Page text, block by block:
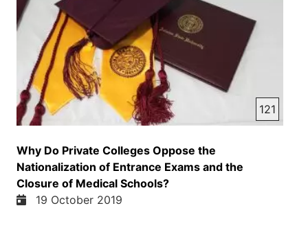
121
Why Do Private Colleges Oppose the
Nationalization of Entrance Exams and the
Closure of Medical Schools?
19 October 2019